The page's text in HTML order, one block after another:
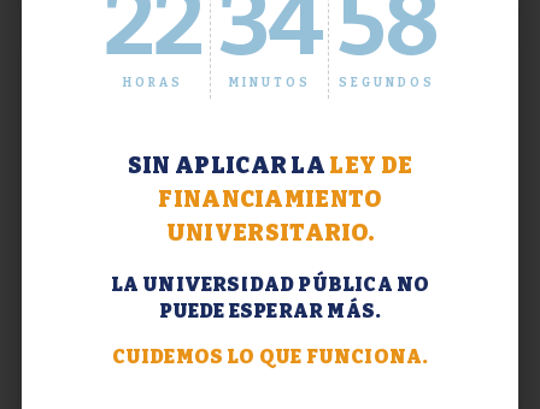
22
HORAS
34
MINUTOS
59
SEGUNDOS
SIN APLICAR LA LEY DE
FINANCIAMIENTO
UNIVERSITARIO.
LA UNIVERSIDAD PÚBLICA NO
PUEDE ESPERAR MÁS.
CUIDEMOS LO QUE FUNCIONA.
Extensión. Diplomaturas 2026.